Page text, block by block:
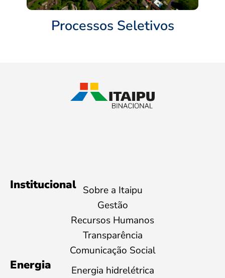
Processos Seletivos
Institucional Sobre a Itaipu
Gestão
Recursos Humanos
Transparência
Comunicação Social
Energia
Energia hidrelétrica